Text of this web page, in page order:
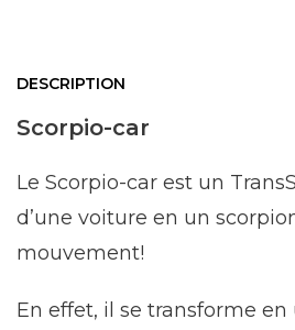
DESCRIPTION
Scorpio-car
Le Scorpio-car est un
d’une voiture en un
mouvement!
En effet, il se transforme